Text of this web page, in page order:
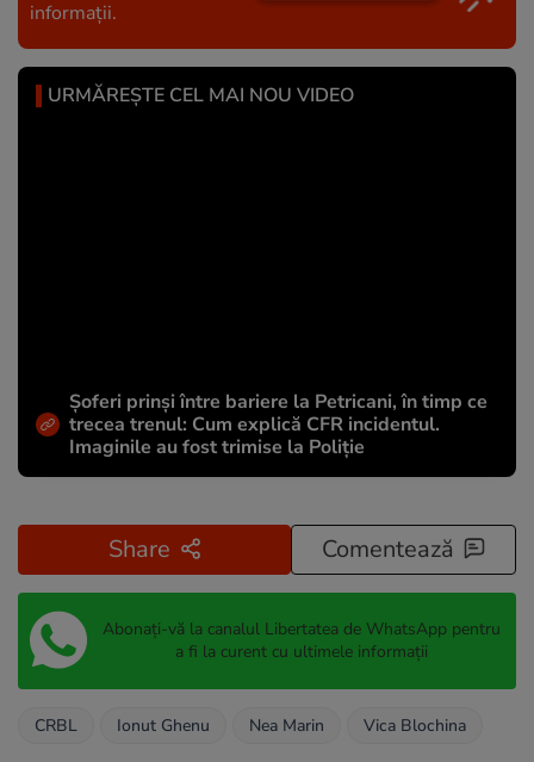
informații.
URMĂREȘTE CEL MAI NOU VIDEO
Șoferi prinși între bariere la Petricani, în timp ce
trecea trenul: Cum explică CFR incidentul.
Imaginile au fost trimise la Poliție
Share Comentează
Abonați-vă la canalul Libertatea de WhatsApp pentru
a fi la curent cu ultimele informații
CRBL Ionut Ghenu Nea Marin Vica Blochina